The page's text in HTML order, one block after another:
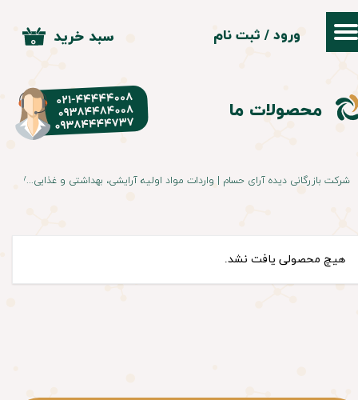
ورود/ ثبت نامحساب کاربری من
سفارشات
۰ سبد خرید
محصولات ما
شرکت بازرگانی دیده آرای حسام | واردات مواد اولیه آرایشی، بهداشتی و غذایی
هیچ محصولی یافت نشد.